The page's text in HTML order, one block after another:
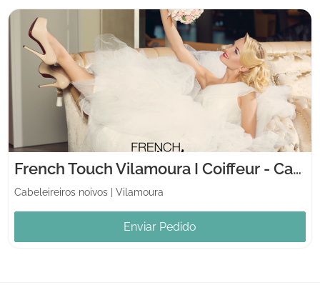
French Touch Vilamoura I Coiffeur - Cabeleireiro - Hairdresser I
Cabeleireiros noivos Vilamoura
Enviar Pedido